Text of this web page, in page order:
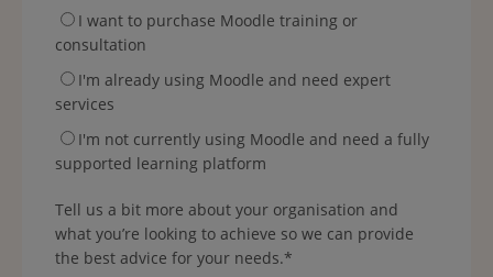
I want to purchase Moodle training or
consultation
I'm already using Moodle and need expert
services
I'm not currently using Moodle and need a fully
supported learning platform
Tell us a bit more about your organisation and
what you’re looking to achieve so we can provide
the best advice for your needs.*